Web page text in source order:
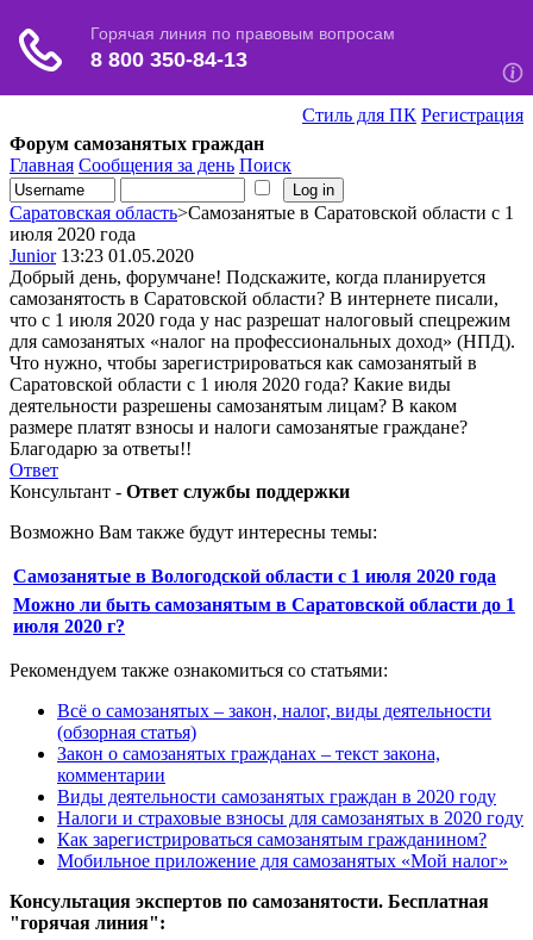
Стиль для ПК Регистрация
Форум самозанятых граждан
Главная Сообщения за день Поиск
Саратовская область>Самозанятые в Саратовской области с 1
июля 2020 года
Junior13:23 01.05.2020
Добрый день, форумчане! Подскажите, когда планируется
самозанятость в Саратовской области? В интернете писали,
что с 1 июля 2020 года у нас разрешат налоговый спецрежим
для самозанятых «налог на профессиональных доход» (НПД).
Что нужно, чтобы зарегистрироваться как самозанятый в
Саратовской области с 1 июля 2020 года? Какие виды
деятельности разрешены самозанятым лицам? В каком
размере платят взносы и налоги самозанятые граждане?
Благодарю за ответы!!
Ответ
Консультант - Ответ службы поддержки
Возможно Вам также будут интересны темы:
Самозанятые в Вологодской области с 1 июля 2020 года
Можно ли быть самозанятым в Саратовской области до 1
июля 2020 г?
Рекомендуем также ознакомиться со статьями:
Всё о самозанятых – закон, налог, виды деятельности
(обзорная статья)
Закон о самозанятых гражданах – текст закона,
комментарии
Виды деятельности самозанятых граждан в 2020 году
Налоги и страховые взносы для самозанятых в 2020 году
Как зарегистрироваться самозанятым гражданином?
Мобильное приложение для самозанятых «Мой налог»
Консультация экспертов по самозанятости. Бесплатная
"горячая линия":